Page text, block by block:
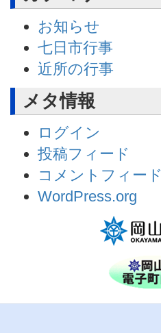
お知らせ
七日市行事
近所の行事
メタ情報
ログイン
投稿フィード
コメントフィード
WordPress.org